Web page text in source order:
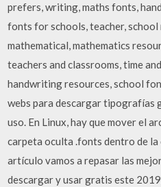
prefers, writing, maths fonts,
fonts for schools, teacher, school
mathematical, mathematics
teachers and classrooms, time
handwriting resources, school
webs para descargar tipografías
uso. En Linux, hay que mover el
carpeta oculta .fonts dentro de la
artículo vamos a repasar las
descargar y usar gratis este